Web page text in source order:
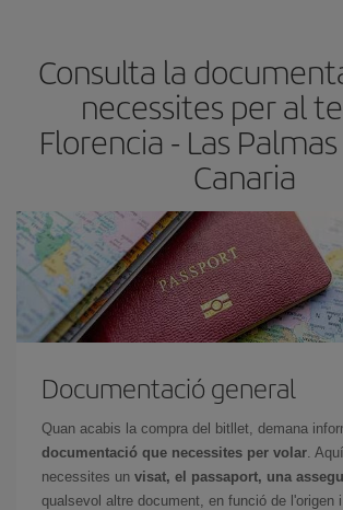
barats et sortiran. A més, si tens flexibilitat amb
horaris del viatge, podràstriar el preu més
Consulta la
necessites per al
Florencia - Las
Canaria
Documentació general
Quan acabis la compra del bitllet, demana
documentació que necessites per volar.
necessites un visat, el passaport, una
qualsevol altre document, en funció de l'origen